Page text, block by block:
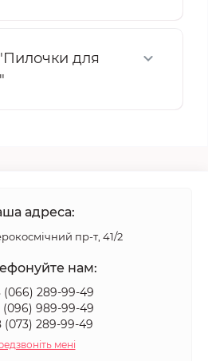
для
адреса:
пр-т, 41/2
нам:
(066) 289-99-49
(096) 989-99-49
(073) 289-99-49
мені